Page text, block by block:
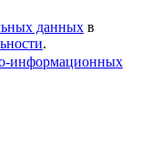
данных в
.
информационных